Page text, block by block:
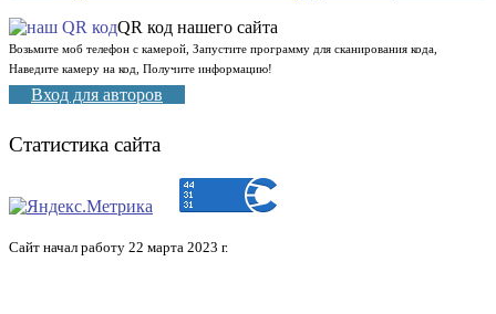
QR код нашего сайта
Возьмите моб телефон с камерой, Запустите программу для сканирования кода,
Наведите камеру на код, Получите информацию!
Вход для авторов
Статистика сайта
Сайт начал работу 22 марта 2023 г.